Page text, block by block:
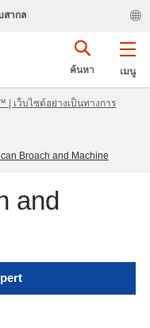
สากล
เมนู
ค้นหา
เว็บไซต์อย่างเป็นทางการ
Broach and Machine
and